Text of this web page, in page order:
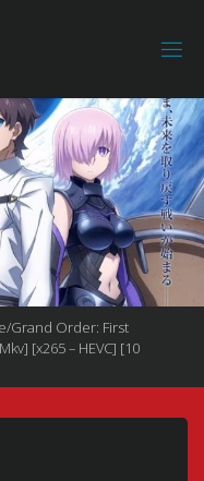
Grand Order: First
[x265 – HEVC] [10